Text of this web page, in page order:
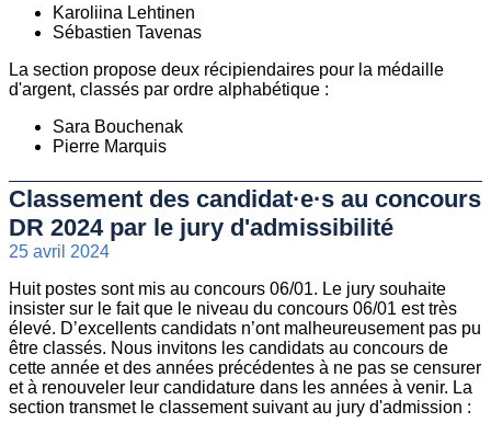
Karoliina Lehtinen
Sébastien Tavenas
La section propose deux récipiendaires pour la médaille
d'argent, classés par ordre alphabétique :
Sara Bouchenak
Pierre Marquis
Classement des candidat·e·s au concours
DR 2024 par le jury d'admissibilité
25 avril 2024
Huit postes sont mis au concours 06/01. Le jury souhaite
insister sur le fait que le niveau du concours 06/01 est très
élevé. D’excellents candidats n’ont malheureusement pas pu
être classés. Nous invitons les candidats au concours de
cette année et des années précédentes à ne pas se censurer
et à renouveler leur candidature dans les années à venir. La
section transmet le classement suivant au jury d'admission :